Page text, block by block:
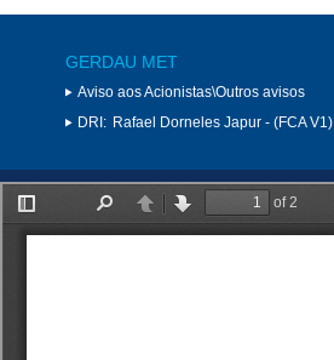
GERDAU MET
Aviso aos Acionistas\Outros avisos
DRI: Rafael Dorneles Japur - (FCA V1)